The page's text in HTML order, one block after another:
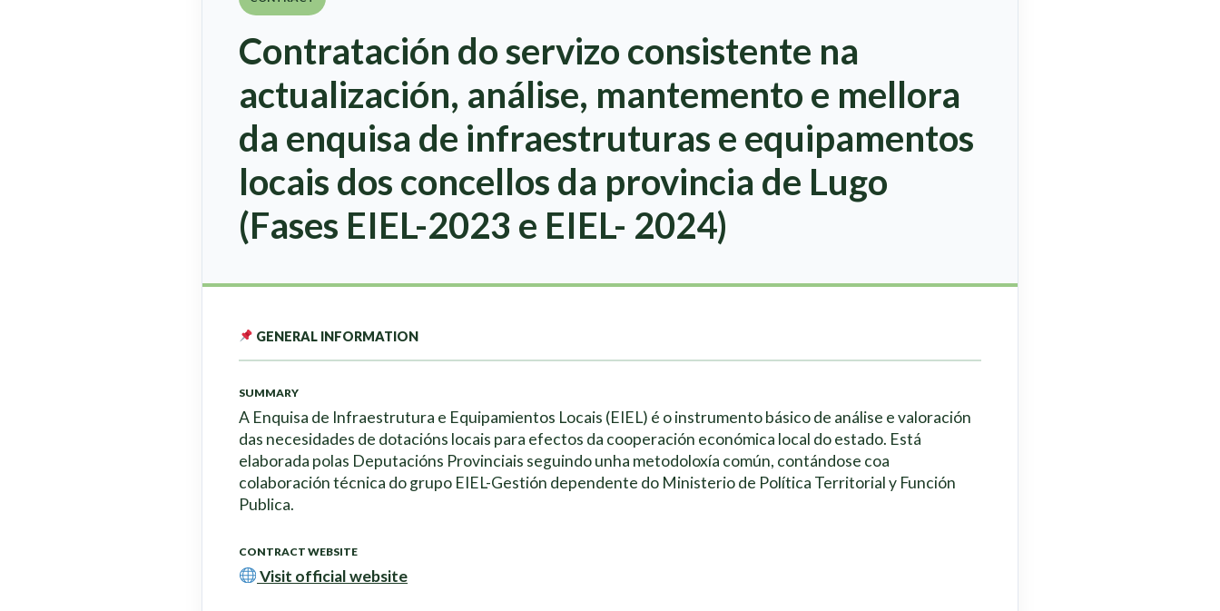
Contratación do servizo consistente na
actualización, análise, mantemento e mellora
da enquisa de infraestruturas e equipamentos
locais dos concellos da provincia de Lugo
(Fases EIEL-2023 e EIEL- 2024)
GENERAL INFORMATION
SUMMARY
A Enquisa de Infraestrutura e Equipamientos Locais (EIEL) é o instrumento básico de análise e valoración
das necesidades de dotacións locais para efectos da cooperación económica local do estado. Está
elaborada polas Deputacións Provinciais seguindo unha metodoloxía común, contándose coa
colaboración técnica do grupo EIEL-Gestión dependente do Ministerio de Política Territorial y Función
Publica.
CONTRACT WEBSITE
Visit official website